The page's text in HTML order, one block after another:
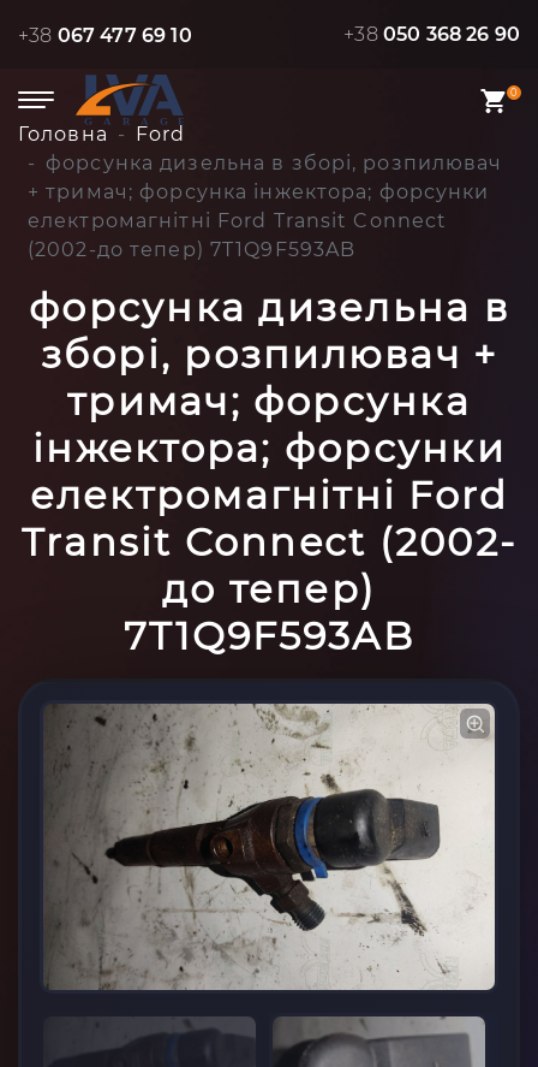
+38 067 477 69 10 +38 050 368 26 90
0
Головна
Ford
форсунка дизельна в зборі, розпилювач
+ тримач; форсунка інжектора; форсунки
електромагнітні Ford Transit Connect
(2002-до тепер) 7T1Q9F593AB
форсунка дизельна в
зборі, розпилювач +
тримач; форсунка
інжектора; форсунки
електромагнітні Ford
Transit Connect (2002-
до тепер)
7T1Q9F593AB